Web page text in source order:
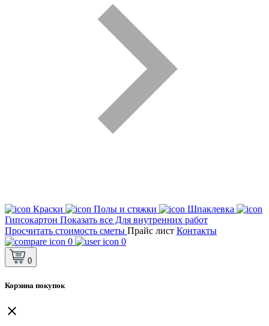
Краски Полы и стяжки
Шпаклевка
Гипсокартон Показать все Для внутренних работ
Просчитать стоимость сметы Прайс лист Контакты
0
0
0
Корзина покупок